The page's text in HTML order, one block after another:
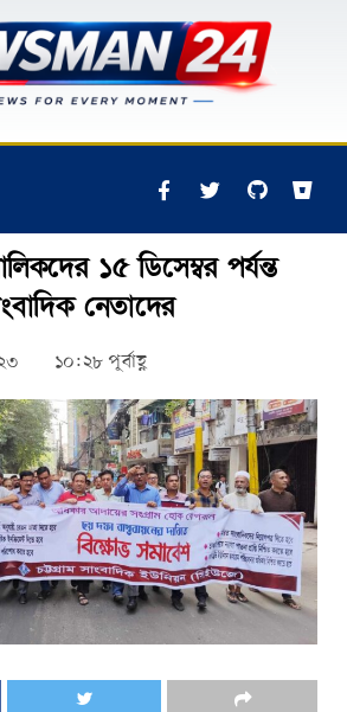
১৫ ডিসেম্বর পর্যন্ত
নেতাদের
১০:২৮ পূর্বাহ্ণ